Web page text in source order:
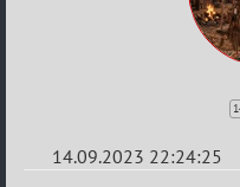
14.09.2023 22:24:25